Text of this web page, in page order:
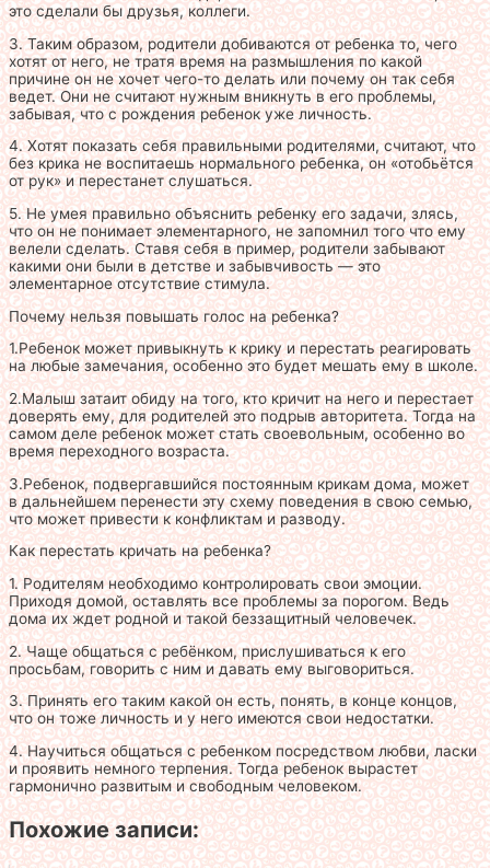
это сделали бы друзья, коллеги.
3. Таким образом, родители добиваются от ребенка то, чего
хотят от него, не тратя время на размышления по какой
причине он не хочет чего-то делать или почему он так себя
ведет. Они не считают нужным вникнуть в его проблемы,
забывая, что с рождения ребенок уже личность.
4. Хотят показать себя правильными родителями, считают, что
без крика не воспитаешь нормального ребенка, он «отобьётся
от рук» и перестанет слушаться.
5. Не умея правильно объяснить ребенку его задачи, злясь,
что он не понимает элементарного, не запомнил того что ему
велели сделать. Ставя себя в пример, родители забывают
какими они были в детстве и забывчивость — это
элементарное отсутствие стимула.
Почему нельзя повышать голос на ребенка?
1.Ребенок может привыкнуть к крику и перестать реагировать
на любые замечания, особенно это будет мешать ему в школе.
2.Малыш затаит обиду на того, кто кричит на него и перестает
доверять ему, для родителей это подрыв авторитета. Тогда на
самом деле ребенок может стать своевольным, особенно во
время переходного возраста.
3.Ребенок, подвергавшийся постоянным крикам дома, может
в дальнейшем перенести эту схему поведения в свою семью,
что может привести к конфликтам и разводу.
Как перестать кричать на ребенка?
1. Родителям необходимо контролировать свои эмоции.
Приходя домой, оставлять все проблемы за порогом. Ведь
дома их ждет родной и такой беззащитный человечек.
2. Чаще общаться с ребёнком, прислушиваться к его
просьбам, говорить с ним и давать ему выговориться.
3. Принять его таким какой он есть, понять, в конце концов,
что он тоже личность и у него имеются свои недостатки.
4. Научиться общаться с ребенком посредством любви, ласки
и проявить немного терпения. Тогда ребенок вырастет
гармонично развитым и свободным человеком.
Похожие записи: